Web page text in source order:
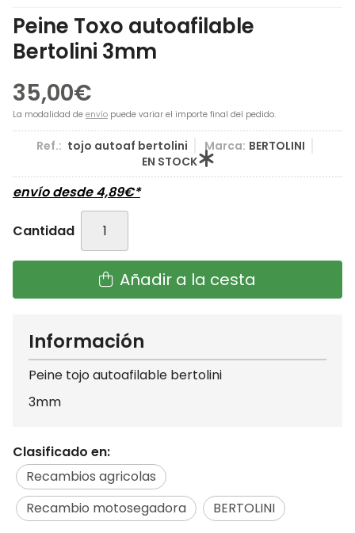
Peine Toxo autoafilable
Bertolini 3mm
35,00€
La modalidad de envío puede variar el importe final del pedido.
Ref.: tojo autoaf bertolini Marca: BERTOLINI
EN STOCK
envío desde4,89€*
Cantidad
Añadir a la cesta
Información
Peine tojo autoafilable bertolini
3mm
Clasificado en:
Recambios agricolas
Recambio motosegadora
BERTOLINI